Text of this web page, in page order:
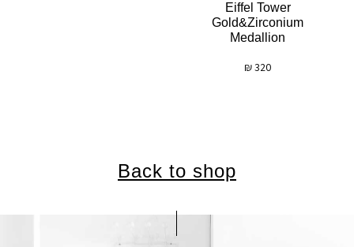
Eiffel Tower
Gold&zirconium
Medallion
320
₪
Back to shop